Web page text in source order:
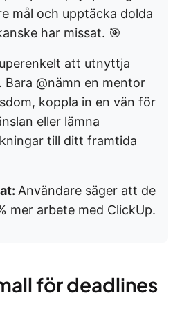
mål och upptäcka dolda
har missat. 🎯
att utnyttja
@nämn en mentor
koppla in en vän för
eller lämna
till ditt framtida
Användare säger att de
mer arbete med ClickUp.
för deadlines